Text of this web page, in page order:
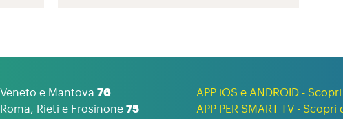
Veneto e Mantova 76
Roma, Rieti e Frosinone 75
APP iOS e ANDROID -
APP PER SMART TV - Scopri